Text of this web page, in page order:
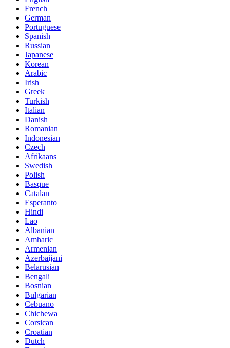
French
German
Portuguese
Spanish
Russian
Japanese
Korean
Arabic
Irish
Greek
Turkish
Italian
Danish
Romanian
Indonesian
Czech
Afrikaans
Swedish
Polish
Basque
Catalan
Esperanto
Hindi
Lao
Albanian
Amharic
Armenian
Azerbaijani
Belarusian
Bengali
Bosnian
Bulgarian
Cebuano
Chichewa
Corsican
Croatian
Dutch